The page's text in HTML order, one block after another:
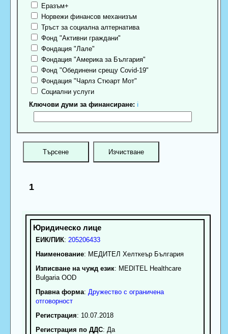
Еразъм+
Норвежи финансов механизъм
Тръст за социална алтернатива
Фонд "Активни граждани"
Фондация "Лале"
Фондация "Америка за България"
Фонд "Обединени срещу Covid-19"
Фондация "Чарлз Стюарт Мот"
Социални услуги
Ключови думи за финансиране: ℹ
1
ЕИК/ПИК: 205206433
Наименование: МЕДИТЕЛ Хелткеър България
Изписване на чужд език: MEDITEL Healthcare
Bulgaria OOD
Правна форма: Дружество с ограничена
отговорност
Регистрация: 10.07.2018
Регистрация по ДДС: Да